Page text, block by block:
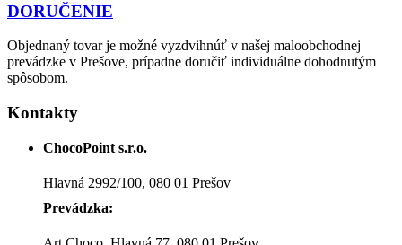
DORUČENIE
Objednaný tovar je možné vyzdvihnúť v našej maloobchodnej
prevádzke v Prešove, prípadne doručiť individuálne dohodnutým
spôsobom.
Kontakty
ChocoPoint s.r.o.
Hlavná 2992/100, 080 01 Prešov
Prevádzka: